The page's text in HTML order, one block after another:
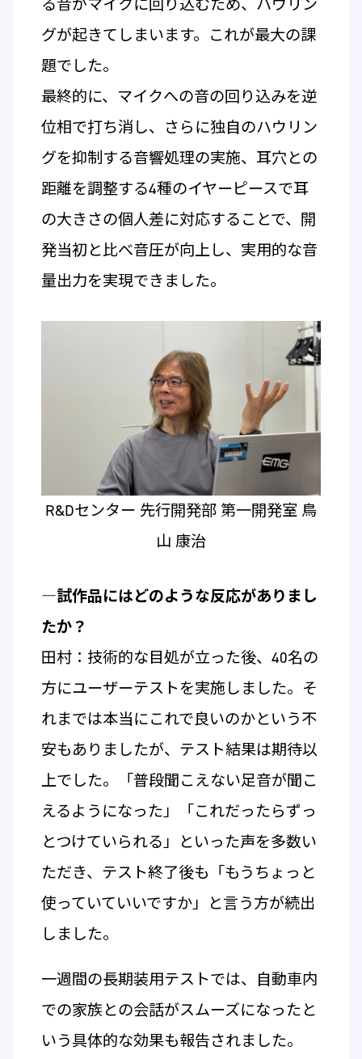
る音がマイクに回り込むため、ハウリン
グが起きてしまいます。これが最大の課
題でした。
最終的に、マイクへの音の回り込みを逆
位相で打ち消し、さらに独自のハウリン
グを抑制する音響処理の実施、耳穴との
距離を調整する4種のイヤーピースで耳
の大きさの個人差に対応することで、開
発当初と比べ音圧が向上し、実用的な音
量出力を実現できました。
R&Dセンター 先行開発部 第一開発室 鳥
山 康治
―試作品にはどのような反応がありまし
たか？
田村：技術的な目処が立った後、40名の
方にユーザーテストを実施しました。そ
れまでは本当にこれで良いのかという不
安もありましたが、テスト結果は期待以
上でした。「普段聞こえない足音が聞こ
えるようになった」「これだったらずっ
とつけていられる」といった声を多数い
ただき、テスト終了後も「もうちょっと
使っていていいですか」と言う方が続出
しました。
一週間の長期装用テストでは、自動車内
での家族との会話がスムーズになったと
いう具体的な効果も報告されました。